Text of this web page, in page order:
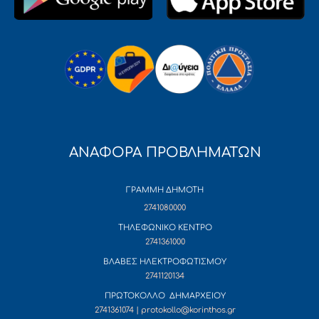
ΑΝΑΦΟΡΑ ΠΡΟΒΛΗΜΑΤΩΝ
ΓΡΑΜΜΗ ΔΗΜΟΤΗ
2741080000
ΤΗΛΕΦΩΝΙΚΟ ΚΕΝΤΡΟ
2741361000
ΒΛΑΒΕΣ ΗΛΕΚΤΡΟΦΩΤΙΣΜΟΥ
2741120134
ΠΡΩΤΟΚΟΛΛΟ ΔΗΜΑΡΧΕΙΟΥ
2741361074 | protokollo@korinthos.gr